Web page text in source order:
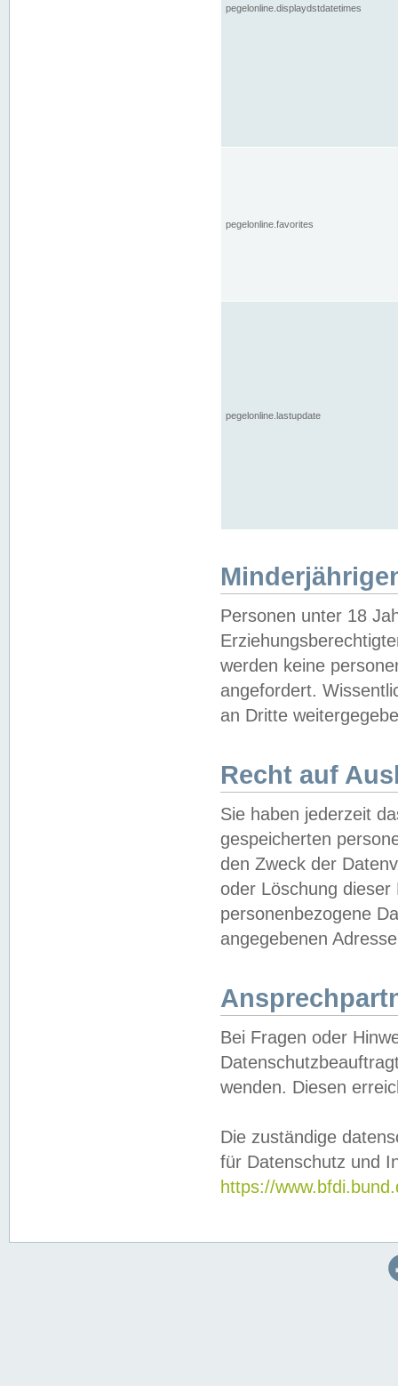
pegelonline.displaydstdatetimes
pegelonline.favorites
pegelonline.lastupdate
Personen unter 18
werden keine
angefordert.
an Dritte
Recht auf
Sie haben jederzeit
gespeicherten
den Zweck der
oder Löschung
personenbezogene
angegebenen
Bei Fragen oder
wenden. Diesen
Die zuständige
für Datenschutz und
https://